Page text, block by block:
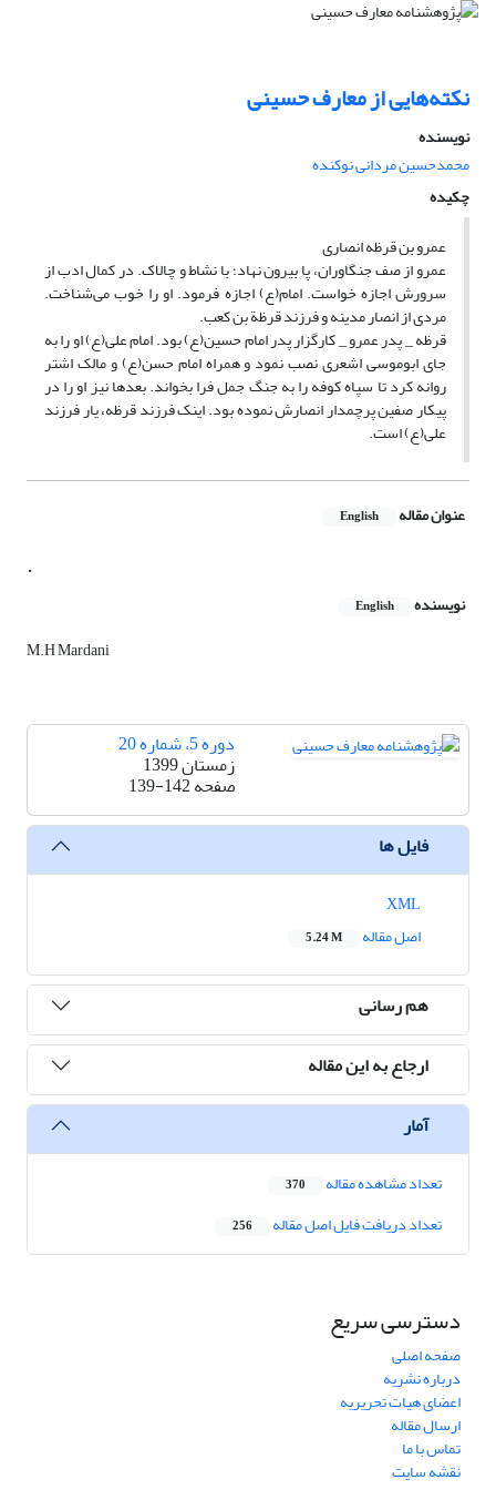
نکته‌هایی از معارف حسینی
نویسنده
محمدحسین مردانی نوکنده
چکیده
عمرو بن قرظه انصاری
عمرو از صف جنگاوران، پا بیرون نهاد؛ با نشاط و چالاک. در کمال ادب از
سرورش اجازه خواست. امام(ع) اجازه فرمود. او را خوب می‌شناخت.
مردی از انصار مدینه و فرزند قرظة بن کعب.
قرظه _ پدر عمرو _ کارگزار پدر امام حسین(ع) بود. امام علی(ع) او را به
جای ابوموسی اشعری نصب نمود و همراه امام حسن(ع) و مالک اشتر
روانه کرد تا سپاه کوفه را به جنگ جمل فرا بخواند. بعدها نیز او را در
پیکار صفین پرچمدار انصارش نموده بود. اینک فرزند قرظه، یار فرزند
علی(ع) است.
عنوان مقاله English
.
نویسنده English
M.H Mardani
دوره 5، شماره 20
زمستان 1399
صفحه139-142
فایل ها
اصل مقاله
5.24 M
هم رسانی
ارجاع به این مقاله
آمار
تعداد مشاهده مقاله 370
تعداد دریافت فایل اصل مقاله 256
دسترسی سریع
صفحه اصلی
درباره نشریه
اعضای هیات تحریریه
ارسال مقاله
تماس با ما
نقشه سایت